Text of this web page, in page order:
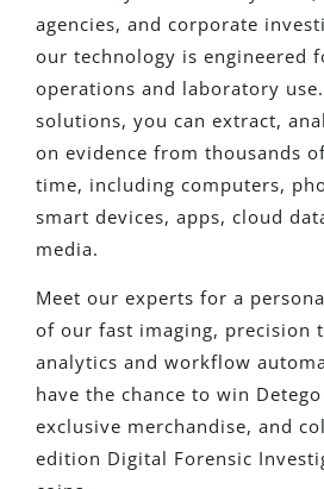
agencies, and corporate
our technology is engineered
operations and laboratory
solutions, you can extract,
on evidence from thousands
time, including computers,
smart devices, apps, cloud
media.
Meet our experts for a
of our fast imaging, precision
analytics and workflow
have the chance to win
exclusive merchandise, and
edition Digital Forensic